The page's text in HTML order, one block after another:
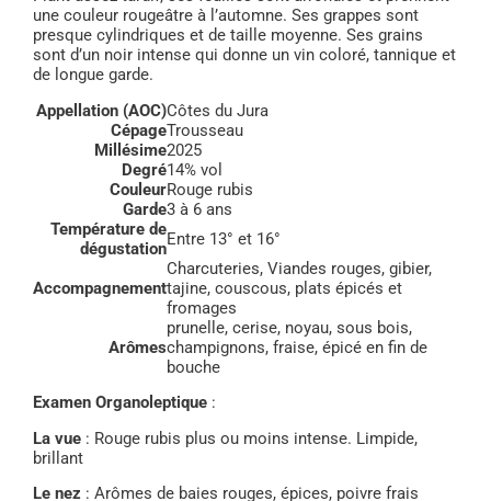
une couleur rougeâtre à l’automne. Ses grappes sont
presque cylindriques et de taille moyenne. Ses grains
sont d’un noir intense qui donne un vin coloré, tannique et
de longue garde.
Appellation (AOC)Côtes du Jura
CépageTrousseau
Millésime2025
Degré14% vol
CouleurRouge rubis
Garde3 à 6 ans
Température de
dégustationEntre 13° et 16°
Accompagnement
Charcuteries, Viandes rouges, gibier,
tajine, couscous, plats épicés et
fromages
Arômes
prunelle, cerise, noyau, sous bois,
champignons, fraise, épicé en fin de
bouche
Examen Organoleptique :
La vue : Rouge rubis plus ou moins intense. Limpide,
brillant
Le nez : Arômes de baies rouges, épices, poivre frais